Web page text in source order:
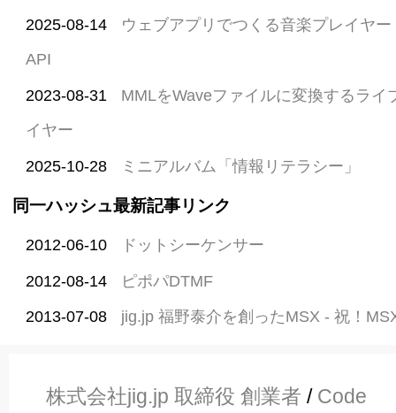
2025-08-14
ウェブアプリでつくる音楽プレイヤ
API
2023-08-31
MMLをWaveファイルに変換するライ
イヤー
2025-10-28 ミニアルバム「情報リテラシー」
同一ハッシュ最新記事リンク
2012-06-10 ドットシーケンサー
2012-08-14 ピポパDTMF
2013-07-08 jig.jp 福野泰介を創ったMSX - 祝！
株式会社jig.jp 取締役 創業者 / Code